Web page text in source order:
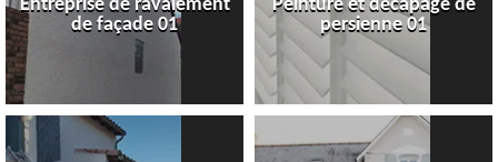
Entreprise de ravalement
de façade 01
Peinture et décapage de
persienne 01